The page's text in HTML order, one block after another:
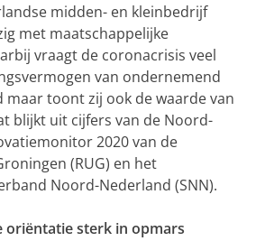
midden- en kleinbedrijf
met maatschappelijke
vraagt de coronacrisis veel
van ondernemend
maar toont zij ook de waarde van
blijkt uit cijfers van de Noord-
2020 van de
(RUG) en het
Noord-Nederland (SNN).
oriëntatie sterk in opmars